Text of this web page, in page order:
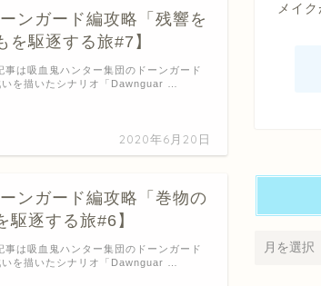
ンガード編攻略「残響を
を駆逐する旅#7】
2020年6月20日
は吸血鬼ハンター集団のドーンガード
を描いたシナリオ「Dawnguar …
ンガード編攻略「巻物の
駆逐する旅#6】
は吸血鬼ハンター集団のドーンガード
を描いたシナリオ「Dawnguar …
メイ